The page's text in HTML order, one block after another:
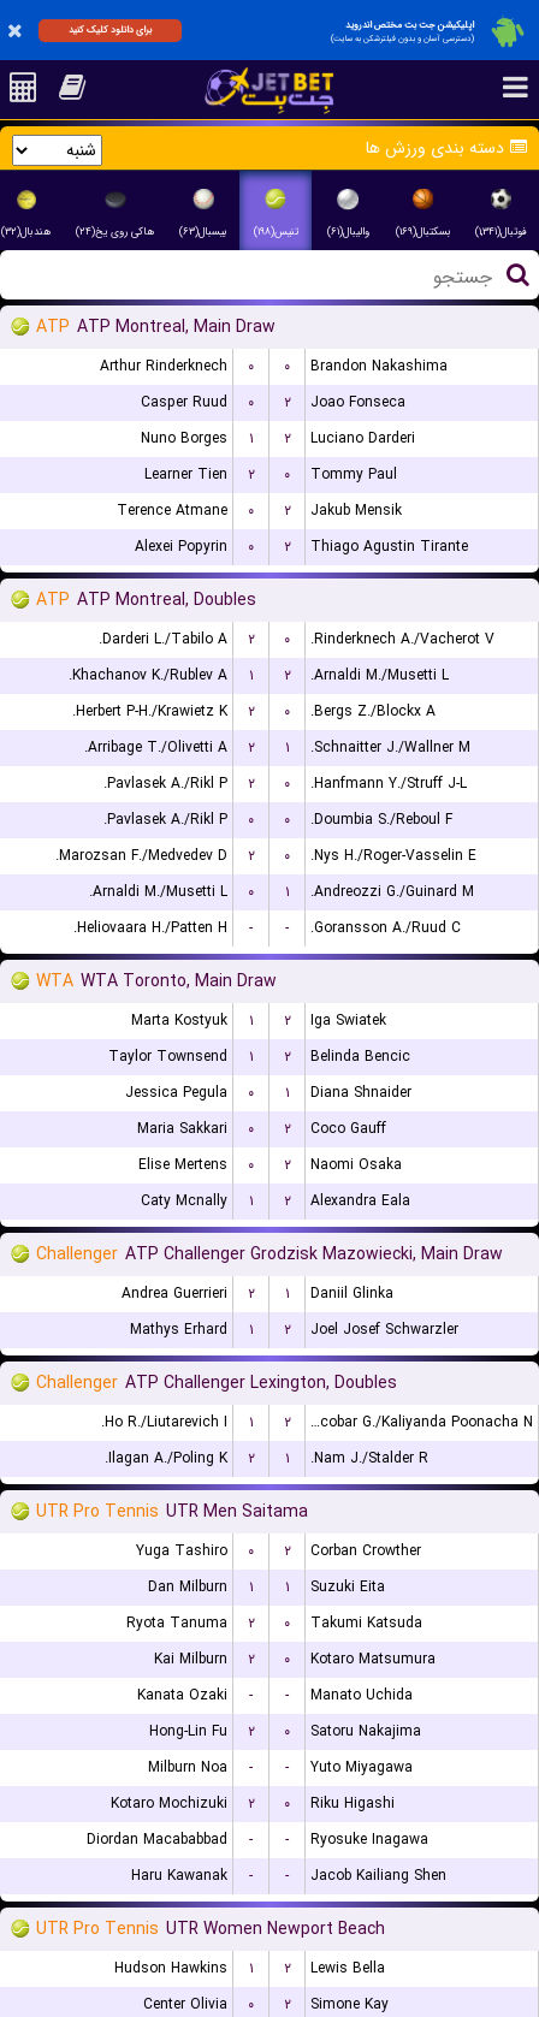
اپلیکیشن جت بت مختص اندروید
(دسترسی آسان و بدون فیلترشکن به سایت)
برای دانلود کلیک کنید
دسته بندی ورزش ها
فوتبال(۱,۳۴۱) بسکتبال(۱۶۹) والیبال(۶۱) تنیس(۱۹۸) بیسبال(۶۳) هاکی روی یخ(۲۴) هندبال(۳۲)
ATP ATP Montreal, Main Draw
Arthur Rinderknech ۰ ۰
Brandon Nakashima
Casper Ruud
۰ ۲
Joao Fonseca
Nuno Borges
۱ ۲
Luciano Darderi
Learner Tien
۲ ۰
Tommy Paul
Terence Atmane
۰ ۲
Jakub Mensik
Alexei Popyrin
۰ ۲ Thiago Agustin Tirante
ATP ATP Montreal, Doubles
Darderi L./Tabilo A. ۲ ۰
Rinderknech A./Vacherot V.
Khachanov K./Rublev A.
۱ ۲
Arnaldi M./Musetti L.
Herbert P-H./Krawietz K.
۲ ۰
Bergs Z./Blockx A.
Arribage T./Olivetti A.
۲ ۱
Schnaitter J./Wallner M.
Pavlasek A./Rikl P.
۲ ۰
Hanfmann Y./Struff J-L.
Pavlasek A./Rikl P.
۰ ۰
Doumbia S./Reboul F.
Marozsan F./Medvedev D.
۲ ۰
Nys H./Roger-Vasselin E.
Arnaldi M./Musetti L.
۰ ۱
Andreozzi G./Guinard M.
Heliovaara H./Patten H.
- - Goransson A./Ruud C.
WTA WTA Toronto, Main Draw
Marta Kostyuk ۱ ۲
Iga Swiatek
Taylor Townsend
۱ ۲
Belinda Bencic
Jessica Pegula
۰ ۱
Diana Shnaider
Maria Sakkari
۰ ۲
Coco Gauff
Elise Mertens
۰ ۲
Naomi Osaka
Caty Mcnally
۱ ۲ Alexandra Eala
Challenger ATP Challenger Grodzisk Mazowiecki, Main Draw
Andrea Guerrieri ۲ ۱
Daniil Glinka
Mathys Erhard
۱ ۲ Joel Josef Schwarzler
Challenger ATP Challenger Lexington, Doubles
Ho R./Liutarevich I. ۱ ۲
Escobar G./Kaliyanda Poonacha N.
Ilagan A./Poling K.
۲ ۱ Nam J./Stalder R.
UTR Pro Tennis UTR Men Saitama
Yuga Tashiro ۰ ۲
Corban Crowther
Dan Milburn
۱ ۱
Suzuki Eita
Ryota Tanuma
۲ ۰
Takumi Katsuda
Kai Milburn
۲ ۰
Kotaro Matsumura
Kanata Ozaki
- -
Manato Uchida
Hong-Lin Fu
۲ ۰
Satoru Nakajima
Milburn Noa
- -
Yuto Miyagawa
Kotaro Mochizuki
۲ ۰
Riku Higashi
Diordan Macababbad
- -
Ryosuke Inagawa
Haru Kawanak
- - Jacob Kailiang Shen
UTR Pro Tennis UTR Women Newport Beach
Hudson Hawkins ۱ ۲
Lewis Bella
Center Olivia
۰ ۲
Simone Kay